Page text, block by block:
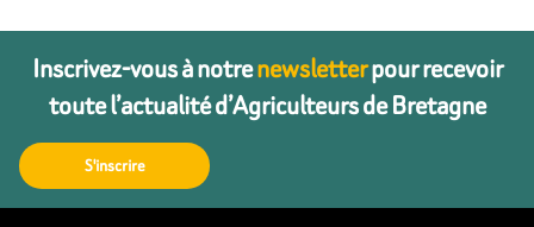
Inscrivez-vous à notrenewsletterpour recevoir
toute l’actualité d’Agriculteurs de Bretagne
S'inscrire